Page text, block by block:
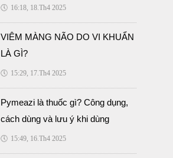
🕔 16:18, 18.Th4 2025
VIÊM MÀNG NÃO DO VI KHUẨN
LÀ GÌ?
🕔 15:29, 17.Th4 2025
Pymeazi là thuốc gì? Công dụng,
cách dùng và lưu ý khi dùng
🕔 15:49, 16.Th4 2025